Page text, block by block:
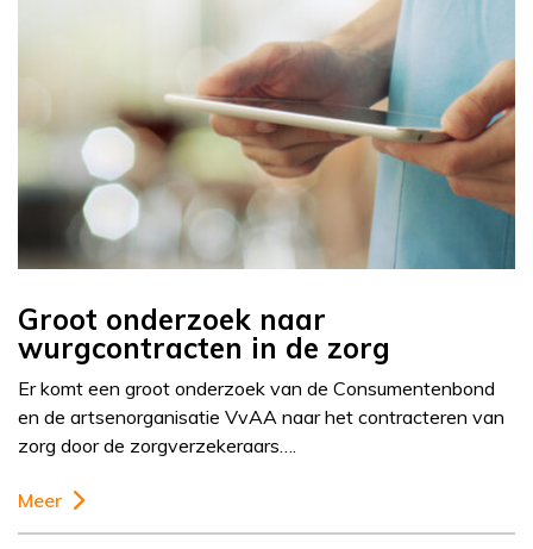
Groot onderzoek naar
wurgcontracten in de zorg
Er komt een groot onderzoek van de Consumentenbond
en de artsenorganisatie VvAA naar het contracteren van
zorg door de zorgverzekeraars….
Meer